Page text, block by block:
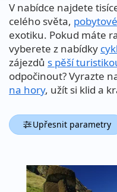
V nabídce najdete
celého světa,
exotiku. Pokud máte
vyberete z nabídky
zájezdů s pěší
odpočinout? Vyrazte
na hory, užít si klid a
Upřesnit parametry